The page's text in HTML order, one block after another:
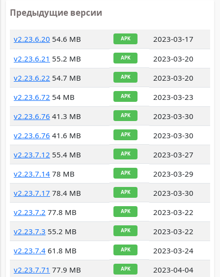
Предыдущие версии
v2.23.6.20 54.6 MB APK
2023-03-17
v2.23.6.21 55.2 MB APK
2023-03-20
v2.23.6.22 54.7 MB APK
2023-03-20
v2.23.6.72 54 MB APK
2023-03-23
v2.23.6.76 41.3 MB APK
2023-03-30
v2.23.6.76 41.6 MB APK
2023-03-30
v2.23.7.12 55.4 MB APK
2023-03-27
v2.23.7.14 78 MB APK
2023-03-29
v2.23.7.17 78.4 MB APK
2023-03-30
v2.23.7.2 77.8 MB APK
2023-03-22
v2.23.7.3 55.2 MB APK
2023-03-22
v2.23.7.4 61.8 MB APK
2023-03-24
v2.23.7.71 77.9 MB APK
2023-04-04